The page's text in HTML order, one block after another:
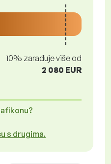
10% zarađuje više od
2 080 EUR
s drugima.